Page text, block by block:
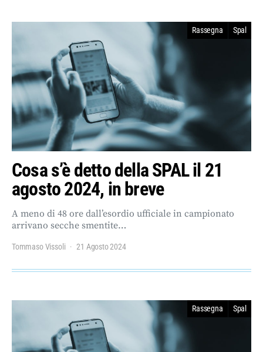
Rassegna Spal
Cosa s’è detto della SPAL il 21
agosto 2024, in breve
A meno di 48 ore dall’esordio ufficiale in campionato
arrivano secche smentite…
Tommaso Vissoli 21 Agosto 2024
Rassegna Spal